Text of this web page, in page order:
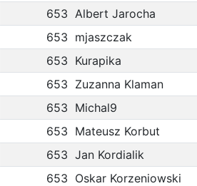
653 Albert Jarocha
653 mjaszczak
653 Kurapika
653 Zuzanna Klaman
653 Michal9
653 Mateusz Korbut
653 Jan Kordialik
653 Oskar Korzeniowski